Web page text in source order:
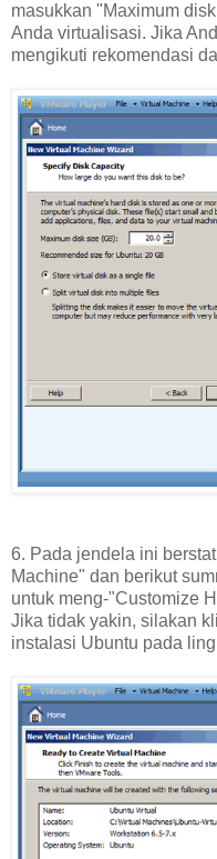
masukkan "Maximum
Anda virtualisasi. Jika
mengikuti rekomendasi
6. Pada jendela ini
Machine" dan berikut
untuk meng-"Customize
Jika tidak yakin, silakan
instalasi Ubuntu pada